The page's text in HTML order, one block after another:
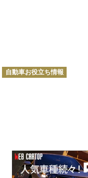
カ
テ
自動車お役立ち情報